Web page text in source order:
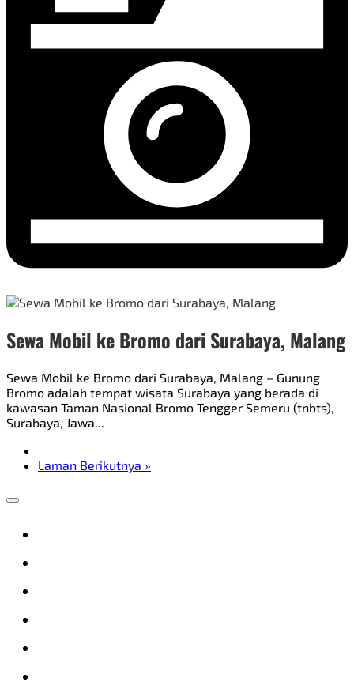
Sewa Mobil ke Bromo dari Surabaya, Malang
Sewa Mobil ke Bromo dari Surabaya, Malang – Gunung
Bromo adalah tempat wisata Surabaya yang berada di
kawasan Taman Nasional Bromo Tengger Semeru (tnbts),
Surabaya, Jawa...
Laman Berikutnya »